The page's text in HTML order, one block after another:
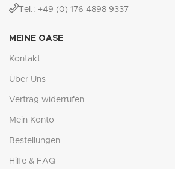
Tel.: +49 (0) 176 4898 9337
MEINE OASE
Kontakt
Über Uns
Vertrag widerrufen
Mein Konto
Bestellungen
Hilfe & FAQ